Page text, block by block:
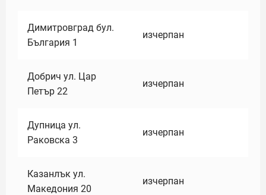
Димитровград бул.
България 1
изчерпан
Добрич ул. Цар
Петър 22
изчерпан
Дупница ул.
Раковска 3
изчерпан
Казанлък ул.
Македония 20
изчерпан